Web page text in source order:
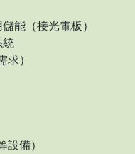
能（接光電板）
統
）
備）